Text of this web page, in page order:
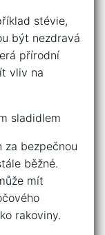
stévie,
být nezdravá
přírodní
vliv na
sladidlem
za bezpečnou
běžné.
mít
rakoviny.